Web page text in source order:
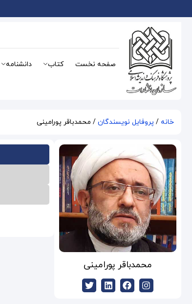
صفحه نخست کتاب دانشنامه
خانه / پروفایل نویسندگان / محمدباقر پورامینی
محمدباقر پورامینی